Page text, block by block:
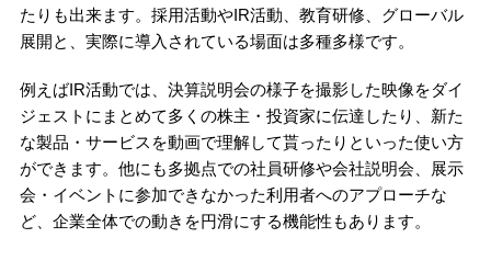
たりも出来ます。採用活動やIR活動、教育研修、グローバル
展開と、実際に導入されている場面は多種多様です。
例えばIR活動では、決算説明会の様子を撮影した映像をダイ
ジェストにまとめて多くの株主・投資家に伝達したり、新た
な製品・サービスを動画で理解して貰ったりといった使い方
ができます。他にも多拠点での社員研修や会社説明会、展示
会・イベントに参加できなかった利用者へのアプローチな
ど、企業全体での動きを円滑にする機能性もあります。